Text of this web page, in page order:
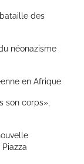
des
néonazisme
en Afrique
son corps»,